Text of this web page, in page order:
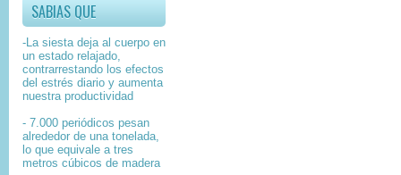
SABIAS QUE
-La siesta deja al cuerpo en
un estado relajado,
contrarrestando los efectos
del estrés diario y aumenta
nuestra productividad
- 7.000 periódicos pesan
alrededor de una tonelada,
lo que equivale a tres
metros cúbicos de madera